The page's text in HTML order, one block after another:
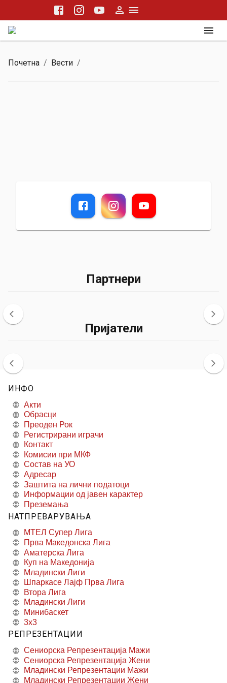
Почетна / Вести /
Партнери
Пријатели
ИНФО
Акти
Обрасци
Преоден Рок
Регистрирани играчи
Контакт
Комисии при МКФ
Состав на УО
Адресар
Заштита на лични податоци
Информации од јавен карактер
Преземања
НАТПРЕВАРУВАЊА
МТЕЛ Супер Лига
Прва Македонска Лига
Аматерска Лига
Куп на Македонија
Младински Лиги
Шпаркасе Лајф Прва Лига
Втора Лига
Младински Лиги
Минибаскет
3x3
РЕПРЕЗЕНТАЦИИ
Сениорска Репрезентација Мажи
Сениорска Репрезентација Жени
Младински Репрезентации Мажи
Младински Репрезентации Жени